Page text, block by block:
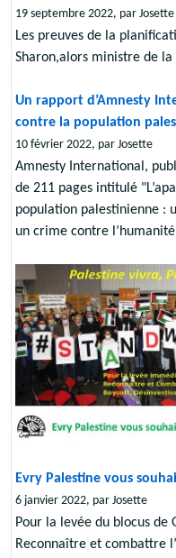
19 septembre 2022, par Josette
Les preuves de la
Sharon,alors ministre de la
Un rapport d’Amnesty
contre la population
10 février 2022, par Josette
Amnesty International,
de 211 pages intitulé
population palestinienne :
un crime contre
Evry Palestine vous
6 janvier 2022, par Josette
Pour la levée du blocus de
Reconnaître et combattre